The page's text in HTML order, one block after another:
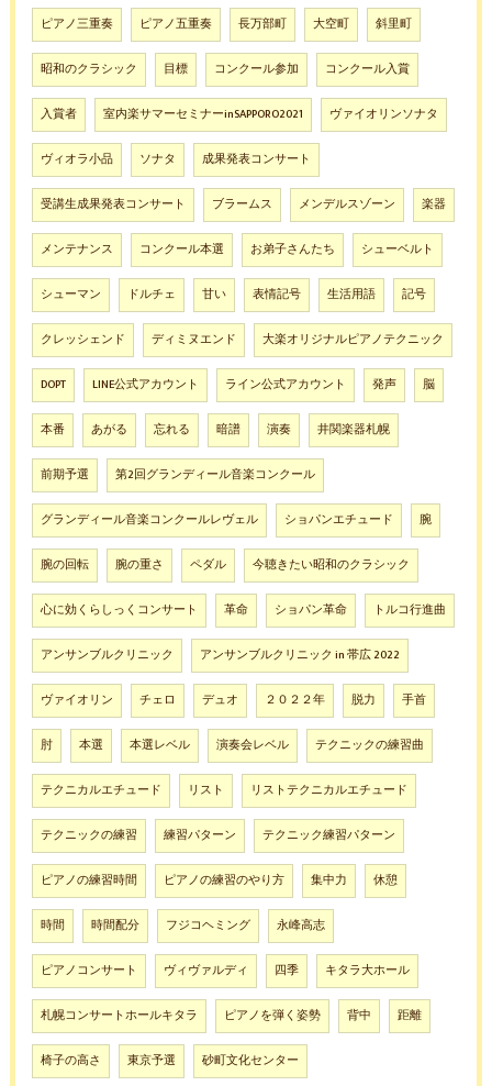
ピアノ三重奏 ピアノ五重奏 長万部町 大空町 斜里町
昭和のクラシック 目標 コンクール参加 コンクール入賞
入賞者 室内楽サマーセミナーinSAPPORO2021 ヴァイオリンソナタ
ヴィオラ小品 ソナタ 成果発表コンサート
受講生成果発表コンサート ブラームス メンデルスゾーン 楽器
メンテナンス コンクール本選 お弟子さんたち シューベルト
シューマン ドルチェ 甘い 表情記号 生活用語 記号
クレッシェンド ディミヌエンド 大楽オリジナルピアノテクニック
DOPT LINE公式アカウント ライン公式アカウント 発声 脳
本番 あがる 忘れる 暗譜 演奏 井関楽器札幌
前期予選 第2回グランディール音楽コンクール
グランディール音楽コンクールレヴェル ショパンエチュード 腕
腕の回転 腕の重さ ペダル 今聴きたい昭和のクラシック
心に効くらしっくコンサート 革命 ショパン革命 トルコ行進曲
アンサンブルクリニック アンサンブルクリニック in 帯広 2022
ヴァイオリン チェロ デュオ ２０２２年 脱力 手首
肘 本選 本選レベル 演奏会レベル テクニックの練習曲
テクニカルエチュード リスト リストテクニカルエチュード
テクニックの練習 練習パターン テクニック練習パターン
ピアノの練習時間 ピアノの練習のやり方 集中力 休憩
時間 時間配分 フジコヘミング 永峰高志
ピアノコンサート ヴィヴァルディ 四季 キタラ大ホール
札幌コンサートホールキタラ ピアノを弾く姿勢 背中 距離
椅子の高さ 東京予選 砂町文化センター